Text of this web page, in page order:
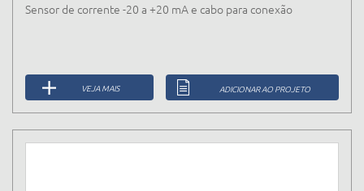
Sensor de corrente -20 a +20 mA e cabo para conexão
VEJA MAIS ADICIONAR AO PROJETO